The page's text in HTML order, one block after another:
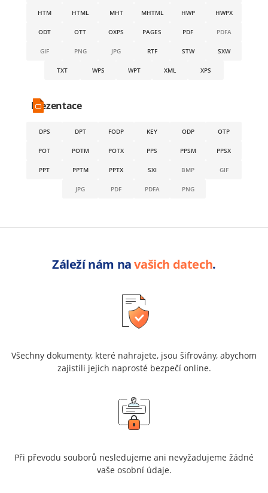
HTM HTML MHT MHTML HWP HWPX
ODT OTT OXPS PAGES PDF PDFA
GIF PNG JPG RTF STW SXW
TXT WPS WPT XML XPS
Prezentace
DPS DPT FODP KEY ODP OTP
POT POTM POTX PPS PPSM PPSX
PPT PPTM PPTX SXI BMP GIF
JPG PDF PDFA PNG
Záleží nám navašich datech.
Všechny dokumenty, které nahrajete, jsou šifrovány, abychom
zajistili jejich naprosté bezpečí online.
Při převodu souborů nesledujeme ani nevyžadujeme žádné
vaše osobní údaje.